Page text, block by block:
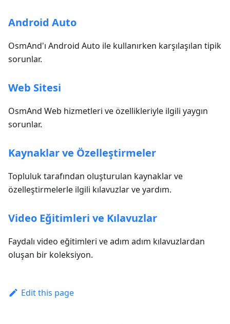
Android Auto
OsmAnd'ı Android Auto ile kullanırken karşılaşılan tipik
sorunlar.
Web Sitesi
OsmAnd Web hizmetleri ve özellikleriyle ilgili yaygın
sorunlar.
Kaynaklar ve Özelleştirmeler
Topluluk tarafından oluşturulan kaynaklar ve
özelleştirmelerle ilgili kılavuzlar ve yardım.
Video Eğitimleri ve Kılavuzlar
Faydalı video eğitimleri ve adım adım kılavuzlardan
oluşan bir koleksiyon.
Edit this page